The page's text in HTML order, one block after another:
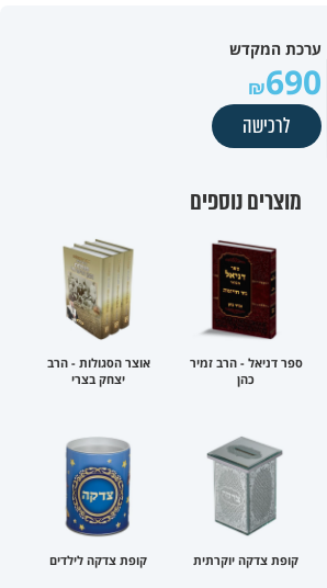
ערכת המקדש
690
לרכישה
מוצרים נוספים
ספר דניאל - הרב זמיר
כהן
אוצר הסגולות - הרב
יצחק בצרי
קופת צדקה יוקרתית קופת צדקה לילדים